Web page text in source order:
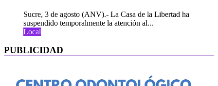
Sucre, 3 de agosto (ANV).- La Casa de la Libertad ha
suspendido temporalmente la atención al...
Local
PUBLICIDAD